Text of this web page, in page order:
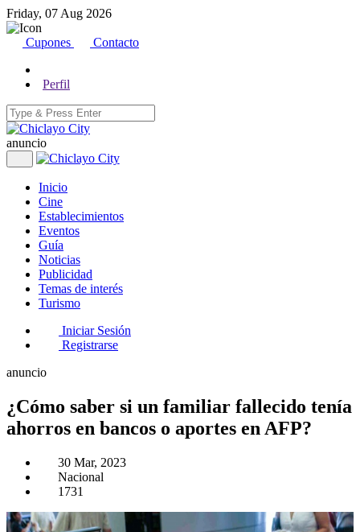
Friday, 07 Aug 2026
Cupones Contacto
Perfil
anuncio
Inicio
Cine
Establecimientos
Eventos
Guía
Noticias
Publicidad
Temas de interés
Turismo
Iniciar Sesión
Registrarse
anuncio
¿Cómo saber si un familiar fallecido tenía
ahorros en bancos o aportes en AFP?
30 Mar, 2023
Nacional
1731